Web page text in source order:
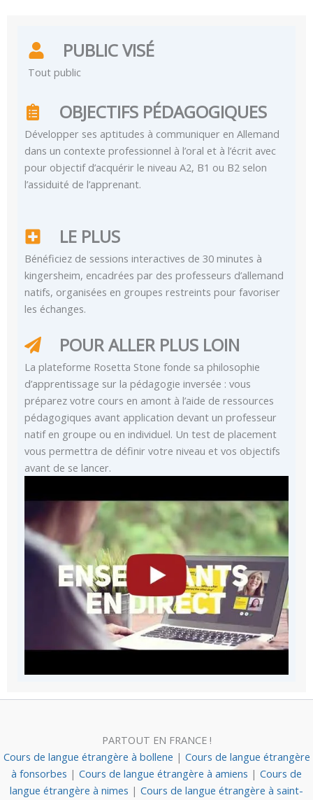
PUBLIC VISÉ
Tout public
OBJECTIFS PÉDAGOGIQUES
Développer ses aptitudes à communiquer en Allemand
dans un contexte professionnel à l’oral et à l’écrit avec
pour objectif d’acquérir le niveau A2, B1 ou B2 selon
l’assiduité de l’apprenant.
LE PLUS
Bénéficiez de sessions interactives de 30 minutes à
kingersheim, encadrées par des professeurs d’allemand
natifs, organisées en groupes restreints pour favoriser
les échanges.
POUR ALLER PLUS LOIN
La plateforme Rosetta Stone fonde sa philosophie
d’apprentissage sur la pédagogie inversée : vous
préparez votre cours en amont à l’aide de ressources
pédagogiques avant application devant un professeur
natif en groupe ou en individuel. Un test de placement
vous permettra de définir votre niveau et vos objectifs
avant de se lancer.
PARTOUT EN FRANCE !
Cours de langue étrangère à bollene | Cours de langue étrangère
à fonsorbes | Cours de langue étrangère à amiens | Cours de
langue étrangère à nimes | Cours de langue étrangère à saint-